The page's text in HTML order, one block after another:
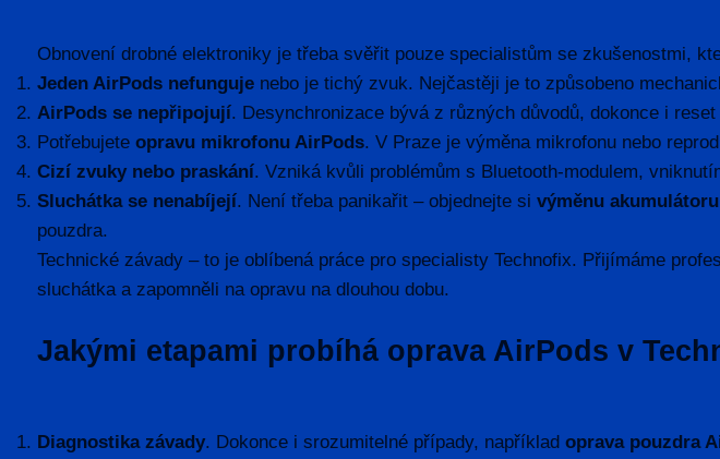
Obnovení drobné elektroniky je třeba svěřit pouze specialistům se zkušenostmi,
Jeden AirPods nefungujenebo je tichý zvuk. Nejčastěji je to způsobeno
AirPods se nepřipojují. Desynchronizace bývá z různých důvodů, dokonce i
Potřebujete opravu mikrofonu AirPods. V Praze je výměna mikrofonu nebo
Cizí zvuky nebo praskání. Vzniká kvůli problémům s Bluetooth-modulem,
Sluchátka se nenabíjejí. Není třeba panikařit – objednejte si výměnu
pouzdra.
Technické závady – to je oblíbená práce pro specialisty Technofix. Přijímáme
sluchátka a zapomněli na opravu na dlouhou dobu.
Jakými etapami probíhá oprava AirPods v
Diagnostika závady. Dokonce i srozumitelné případy, například oprava pouzdra